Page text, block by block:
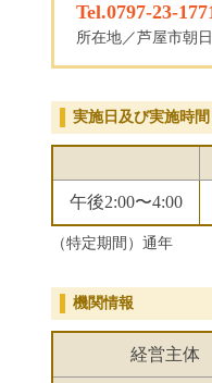
Tel.0797-23-
所在地／芦屋市朝
実施日及び実施時間
午後2:00〜4:00
（特定期間）通年
機関情報
経営主体